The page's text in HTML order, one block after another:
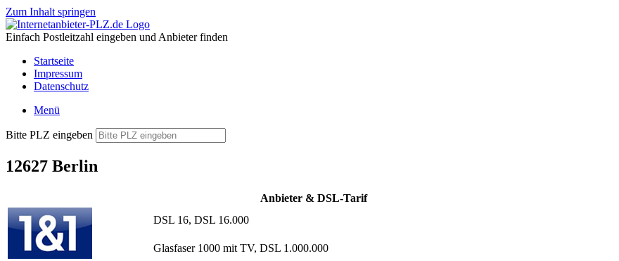
Zum Inhalt springen
Einfach Postleitzahl eingeben und Anbieter finden
Startseite
Impressum
Datenschutz
Menü
Bitte PLZ eingeben
12627 Berlin
Anbieter & DSL-Tarif
DSL 16, DSL 16.000
Glasfaser 1000 mit TV, DSL 1.000.000